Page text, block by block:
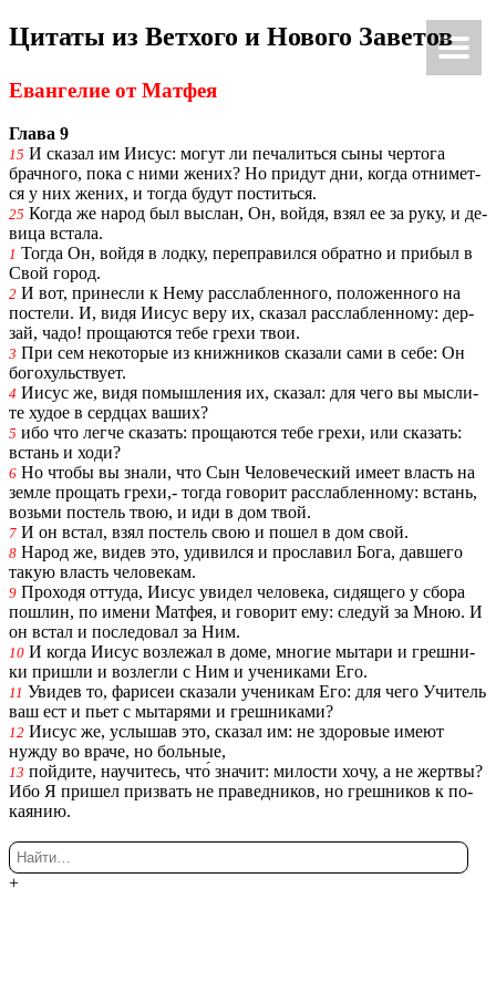
Ки́рие эле́йсон
Ци­та­ты из Вет­хо­го и Но­во­го За­ве­тов
Еван­ге­лие от Мат­фея
Глава 9
15 И ска­зал им Иисус: могут ли пе­ча­лить­ся сыны чер­то­га
брач­но­го, пока с ними жених? Но при­дут дни, когда от­ни­мет­
ся у них жених, и тогда будут по­стить­ся.
25 Когда же народ был вы­слан, Он, войдя, взял ее за руку, и де­
ви­ца вста­ла.
1 Тогда Он, войдя в лодку, пе­ре­пра­вил­ся об­рат­но и при­был в
Свой город.
2 И вот, при­нес­ли к Нему рас­слаб­лен­но­го, по­ло­жен­но­го на
по­сте­ли. И, видя Иисус веру их, ска­зал рас­слаб­лен­но­му: дер­
зай, чадо! про­ща­ют­ся тебе грехи твои.
3 При сем неко­то­рые из книж­ни­ков ска­за­ли сами в себе: Он
бо­го­хуль­ству­ет.
4 Иисус же, видя по­мыш­ле­ния их, ска­зал: для чего вы мыс­ли­
те худое в серд­цах ваших?
5 ибо что легче ска­зать: про­ща­ют­ся тебе грехи, или ска­зать:
встань и ходи?
6 Но чтобы вы знали, что Сын Че­ло­ве­че­ский имеет власть на
земле про­щать грехи,- тогда го­во­рит рас­слаб­лен­но­му: встань,
возь­ми по­стель твою, и иди в дом твой.
7 И он встал, взял по­стель свою и пошел в дом свой.
8 Народ же, видев это, уди­вил­ся и про­сла­вил Бога, дав­ше­го
такую власть че­ло­ве­кам.
9 Про­хо­дя от­ту­да, Иисус уви­дел че­ло­ве­ка, си­дя­ще­го у сбора
по­шлин, по имени Мат­фея, и го­во­рит ему: сле­дуй за Мною. И
он встал и по­сле­до­вал за Ним.
10 И когда Иисус воз­ле­жал в доме, мно­гие мы­та­ри и греш­ни­
ки при­шли и воз­лег­ли с Ним и уче­ни­ка­ми Его.
11 Уви­дев то, фа­ри­сеи ска­за­ли уче­ни­кам Его: для чего Учи­тель
ваш ест и пьет с мы­та­ря­ми и греш­ни­ка­ми?
12 Иисус же, услы­шав это, ска­зал им: не здо­ро­вые имеют
нужду во враче, но боль­ные,
13 пой­ди­те, на­учи­тесь, что́ зна­чит: ми­ло­сти хочу, а не жерт­вы?
Ибо Я при­шел при­звать не пра­вед­ни­ков, но греш­ни­ков к по­
ка­я­нию.
+